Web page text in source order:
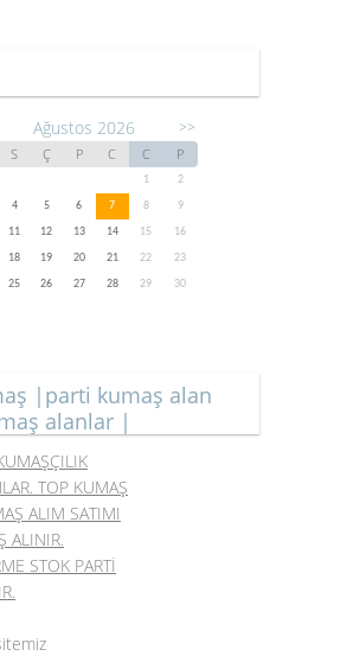
Ağustos 2026 >>
S Ç P C C P
1
2
4 5 6 7 8
9
11 12 13 14 15
16
18 19 20 21 22
23
25 26 27 28 29
30
|parti kumaş alan
alanlar |
TOP KUMAŞ
ALIM SATIMI
ALINIR.
STOK PARTİ